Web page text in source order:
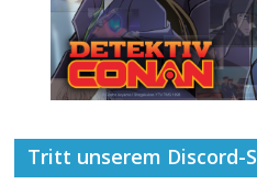
Tritt unserem Discord-